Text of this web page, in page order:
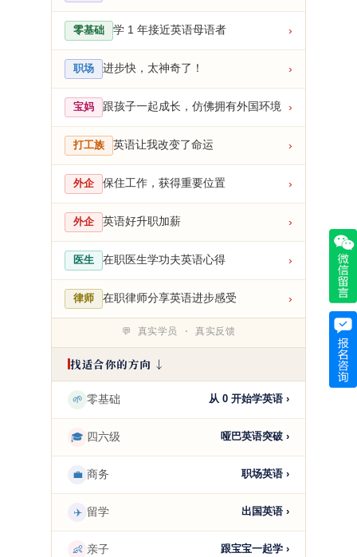
零基础 学 1 年接近英语母语者 ›
职场 进步快，太神奇了！ ›
宝妈 跟孩子一起成长，仿佛拥有外国环境 ›
打工族 英语让我改变了命运 ›
外企 保住工作，获得重要位置 ›
外企 英语好升职加薪 ›
医生 在职医生学功夫英语心得 ›
律师 在职律师分享英语进步感受 ›
💬 真实学员 · 真实反馈
找适合你的方向 ↓
🌱 零基础 从 0 开始学英语 ›
🎓 四六级 哑巴英语突破 ›
💼 商务 职场英语 ›
✈️ 留学 出国英语 ›
👶 亲子 跟宝宝一起学 ›